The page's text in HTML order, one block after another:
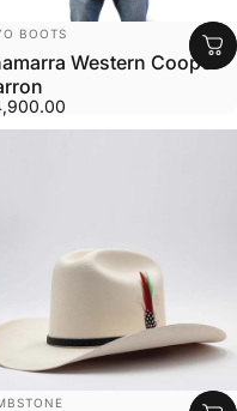
BOOTS
Western Cooper